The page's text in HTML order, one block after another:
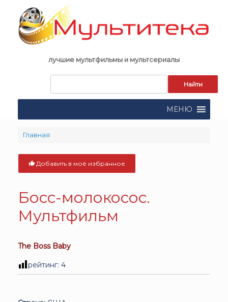
content
лучшие мультфильмы и мультсериалы
поиска:
МЕНЮ
Главная
Добавить в моё избранное
Босс-молокосос.
Мультфильм
The Boss Baby
рейтинг: 4